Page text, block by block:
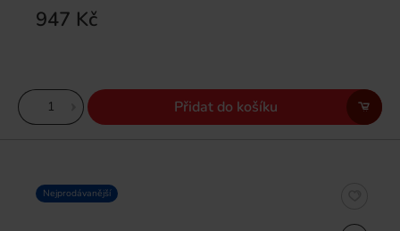
947 Kč
Přidat do košíku
Nejprodávanější